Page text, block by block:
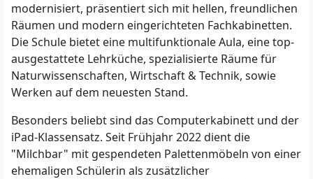
modernisiert, präsentiert sich mit hellen, freundlichen
Räumen und modern eingerichteten Fachkabinetten.
Die Schule bietet eine multifunktionale Aula, eine top-
ausgestattete Lehrküche, spezialisierte Räume für
Naturwissenschaften, Wirtschaft & Technik, sowie
Werken auf dem neuesten Stand.
Besonders beliebt sind das Computerkabinett und der
iPad-Klassensatz. Seit Frühjahr 2022 dient die
"Milchbar" mit gespendeten Palettenmöbeln von einer
ehemaligen Schülerin als zusätzlicher